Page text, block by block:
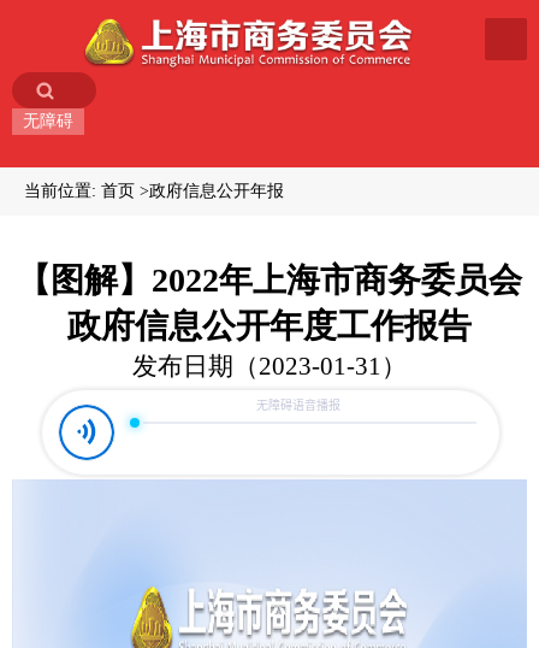
无障碍
当前位置: 首页 政府信息公开年报
【图解】2022年上海市商务委员会
政府信息公开年度工作报告
发布日期（2023-01-31）